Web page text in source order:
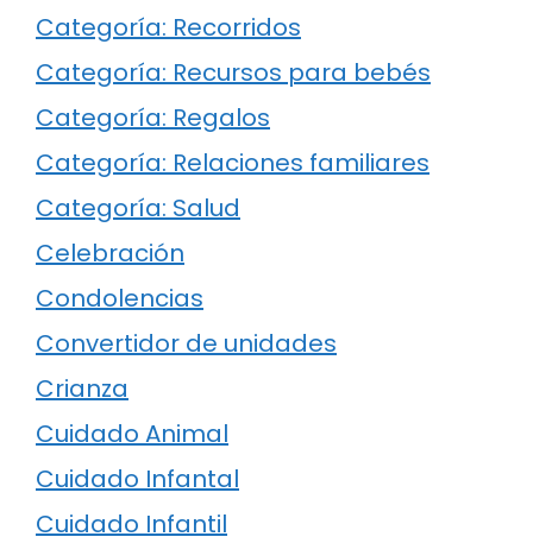
Categoría: Recorridos
Categoría: Recursos para bebés
Categoría: Regalos
Categoría: Relaciones familiares
Categoría: Salud
Celebración
Condolencias
Convertidor de unidades
Crianza
Cuidado Animal
Cuidado Infantal
Cuidado Infantil